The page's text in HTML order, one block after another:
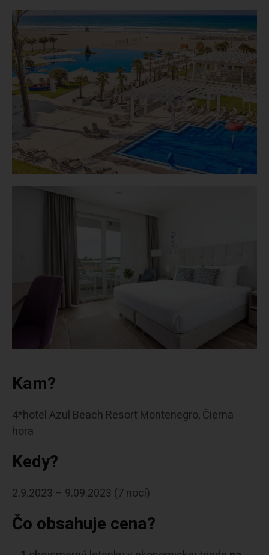
Kam?
4*hotel Azul Beach Resort Montenegro, Čierna
hora
Kedy?
2.9.2023 – 9.09.2023 (7 nocí)
Čo obsahuje cena?